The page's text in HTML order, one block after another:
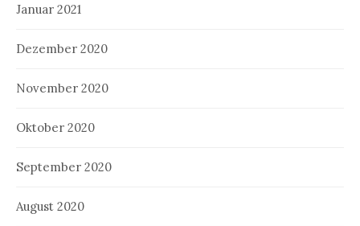
Januar 2021
Dezember 2020
November 2020
Oktober 2020
September 2020
August 2020